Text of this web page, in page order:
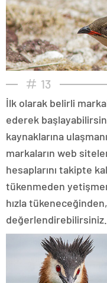
13
İlk olarak belirli
ederek
kaynaklarına
markaların web
hesaplarını takipte
tükenmeden
hızla
değerlendirebilirsiniz.